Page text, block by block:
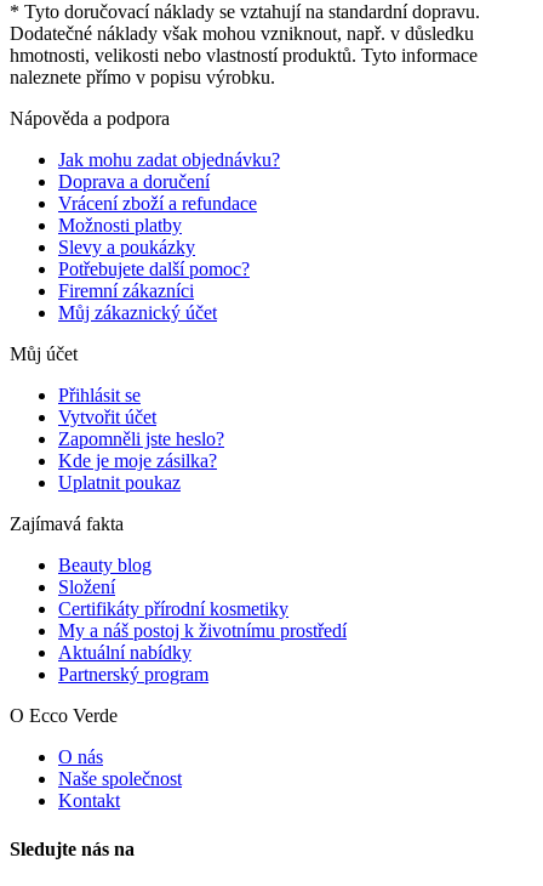
* Tyto doručovací náklady se vztahují na standardní dopravu.
Dodatečné náklady však mohou vzniknout, např. v důsledku
hmotnosti, velikosti nebo vlastností produktů. Tyto informace
naleznete přímo v popisu výrobku.
Nápověda a podpora
Jak mohu zadat objednávku?
Doprava a doručení
Vrácení zboží a refundace
Možnosti platby
Slevy a poukázky
Potřebujete další pomoc?
Firemní zákazníci
Můj zákaznický účet
Můj účet
Přihlásit se
Vytvořit účet
Zapomněli jste heslo?
Kde je moje zásilka?
Uplatnit poukaz
Zajímavá fakta
Beauty blog
Složení
Certifikáty přírodní kosmetiky
My a náš postoj k životnímu prostředí
Aktuální nabídky
Partnerský program
O Ecco Verde
O nás
Naše společnost
Kontakt
Sledujte nás na